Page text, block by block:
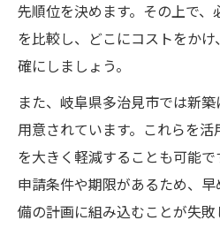
先順位を決めます。その上で
を比較し、どこにコストをか
確にしましょう。
また、岐阜県多治見市では新
用意されています。これらを
を大きく軽減することも可能
申請条件や期限があるため、
備の計画に組み込むことが失